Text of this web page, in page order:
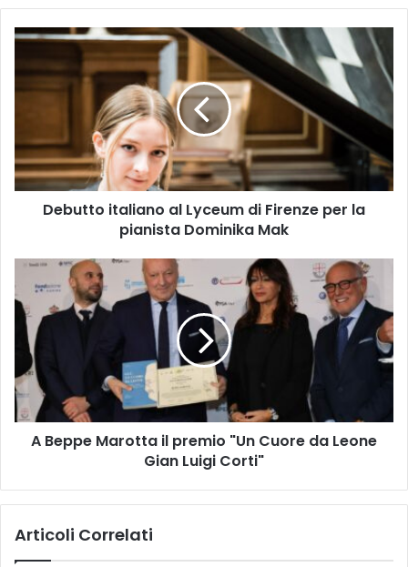
D
b
u
o
i
t
n
o
y
c
e
i
i
Debutto italiano al Lyceum di Firenze per la
pianista Dominika Mak
B
e
M
a
r
l
A Beppe Marotta il premio "Un Cuore da Leone
Gian Luigi Corti"
Articoli Correlati